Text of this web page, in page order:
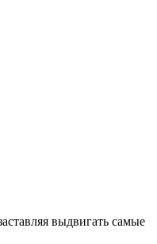
выдвигать самые